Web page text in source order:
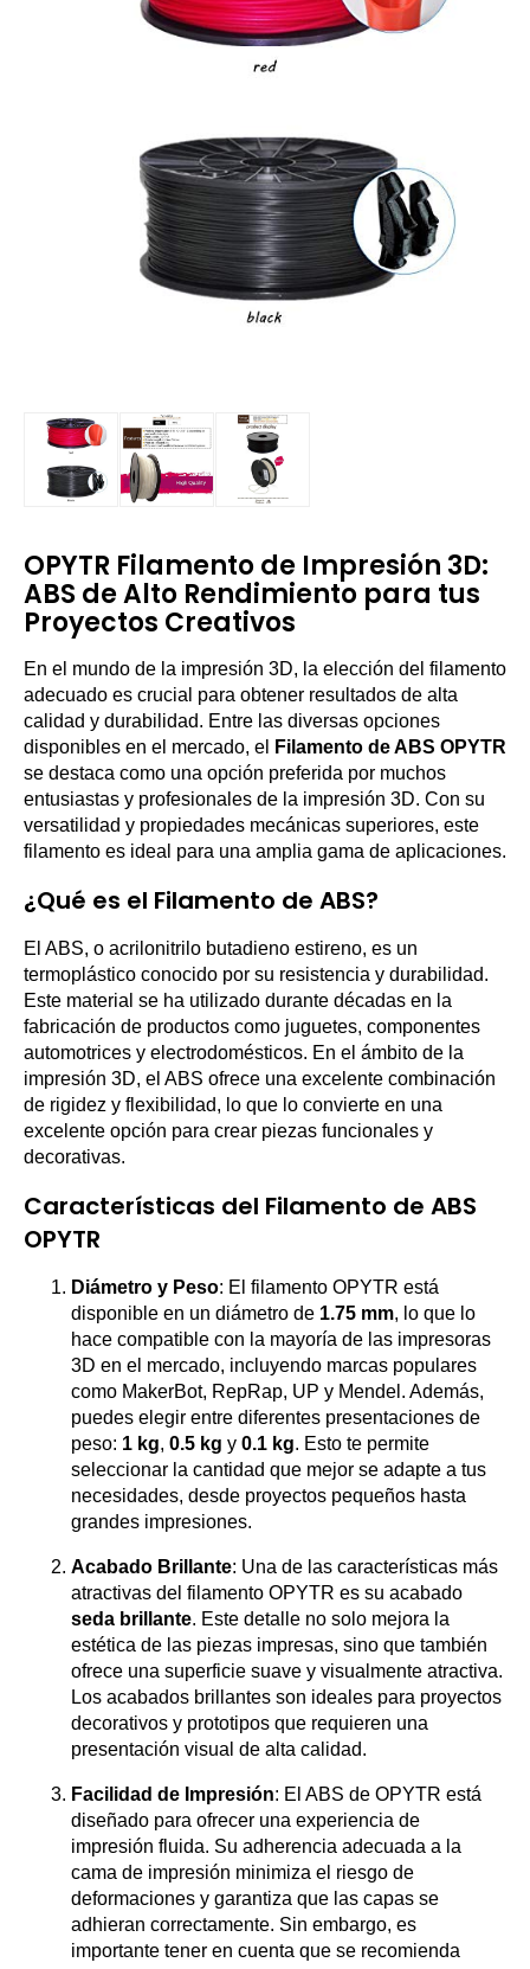
OPYTR Filamento de Impresión 3D:
ABS de Alto Rendimiento para tus
Proyectos Creativos
En el mundo de la impresión 3D, la elección del filamento
adecuado es crucial para obtener resultados de alta
calidad y durabilidad. Entre las diversas opciones
disponibles en el mercado, el
Filamento de ABS OPYTR
se destaca como una opción preferida por muchos
entusiastas y profesionales de la impresión 3D. Con su
versatilidad y propiedades mecánicas superiores, este
filamento es ideal para una amplia gama de aplicaciones.
¿Qué es el Filamento de ABS?
El ABS, o acrilonitrilo butadieno estireno, es un
termoplástico conocido por su resistencia y durabilidad.
Este material se ha utilizado durante décadas en la
fabricación de productos como juguetes, componentes
automotrices y electrodomésticos. En el ámbito de la
impresión 3D, el ABS ofrece una excelente combinación
de rigidez y flexibilidad, lo que lo convierte en una
excelente opción para crear piezas funcionales y
decorativas.
Características del Filamento de ABS
OPYTR
Diámetro y Peso: El filamento OPYTR está
disponible en un diámetro de 1.75 mm, lo que lo
hace compatible con la mayoría de las impresoras
3D en el mercado, incluyendo marcas populares
como MakerBot, RepRap, UP y Mendel. Además,
puedes elegir entre diferentes presentaciones de
peso: 1 kg, 0.5 kg y 0.1 kg. Esto te permite
seleccionar la cantidad que mejor se adapte a tus
necesidades, desde proyectos pequeños hasta
grandes impresiones.
Acabado Brillante: Una de las características más
atractivas del filamento OPYTR es su acabado
seda brillante. Este detalle no solo mejora la
estética de las piezas impresas, sino que también
ofrece una superficie suave y visualmente atractiva.
Los acabados brillantes son ideales para proyectos
decorativos y prototipos que requieren una
presentación visual de alta calidad.
Facilidad de Impresión: El ABS de OPYTR está
diseñado para ofrecer una experiencia de
impresión fluida. Su adherencia adecuada a la
cama de impresión minimiza el riesgo de
deformaciones y garantiza que las capas se
adhieran correctamente. Sin embargo, es
importante tener en cuenta que se recomienda